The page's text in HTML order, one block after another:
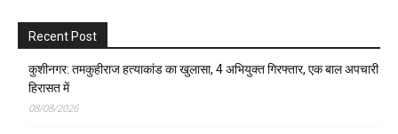
Recent Post
कुशीनगर: तमकुहीराज हत्याकांड का खुलासा, 4 अभियुक्त गिरफ्तार, एक बाल अपचारी
हिरासत में
08/08/2026